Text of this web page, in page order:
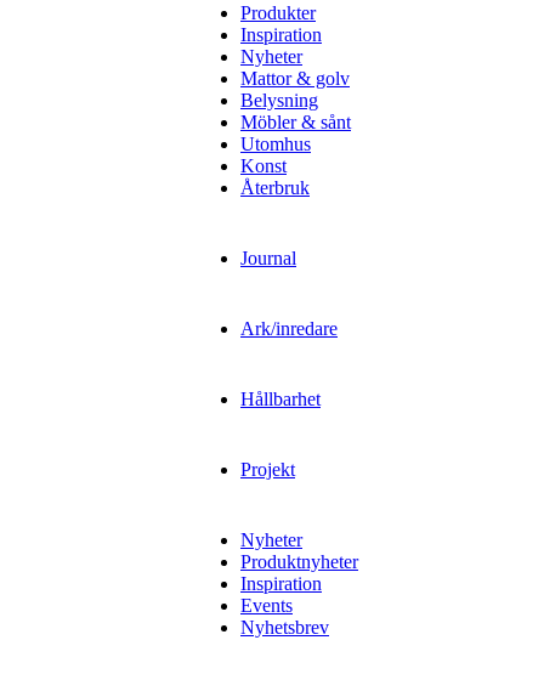
Produkter
Inspiration
Nyheter
Mattor & golv
Belysning
Möbler & sånt
Utomhus
Konst
Återbruk
Journal
Ark/inredare
Hållbarhet
Projekt
Nyheter
Produktnyheter
Inspiration
Events
Nyhetsbrev